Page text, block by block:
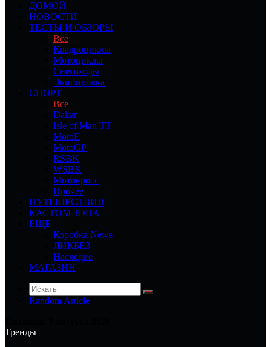
ДОМОЙ
НОВОСТИ
ТЕСТЫ И ОБЗОРЫ
Все
Квадроциклы
Мотоциклы
Снегоходы
Экипировка
СПОРТ
Все
Dakar
Isle of Man TT
MotoE
MotoGP
RSBK
WSBK
Мотокросс
Прочее
ПУТЕШЕСТВИЯ
КАСТОМ ЗОНА
ЕЩЕ
Коробка News
ЛИКБЕЗ
Наследие
МАГАЗИН
Random Article
Тренды